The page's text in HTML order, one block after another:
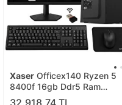
Xaser Officex140 Ryzen 5
8400f 16gb Ddr5 Ram
512gb M.2 Ssd Gt610 Ekran